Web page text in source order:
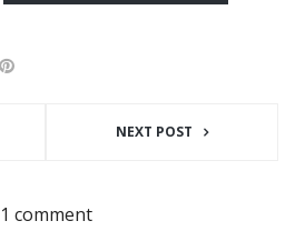
NEXT POST
1 comment